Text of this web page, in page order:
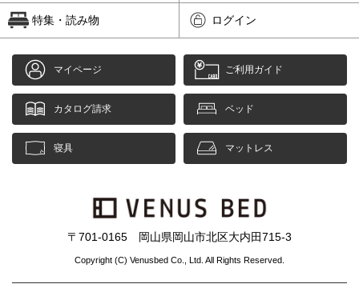
マットレスを探す
シングル セミダブル
ダブル ワイドダブル
キング
特集・読み物 ログイン
マイページ ご利用ガイド
カタログ請求 ベッド
寝具 マットレス
〒701-0165 岡山県岡山市北区大内田715-3
Copyright (C) Venusbed Co., Ltd. All Rights Reserved.